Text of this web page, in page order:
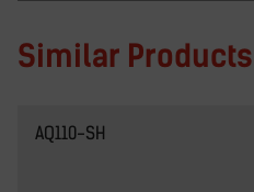
Similar Products
AQ110-SH